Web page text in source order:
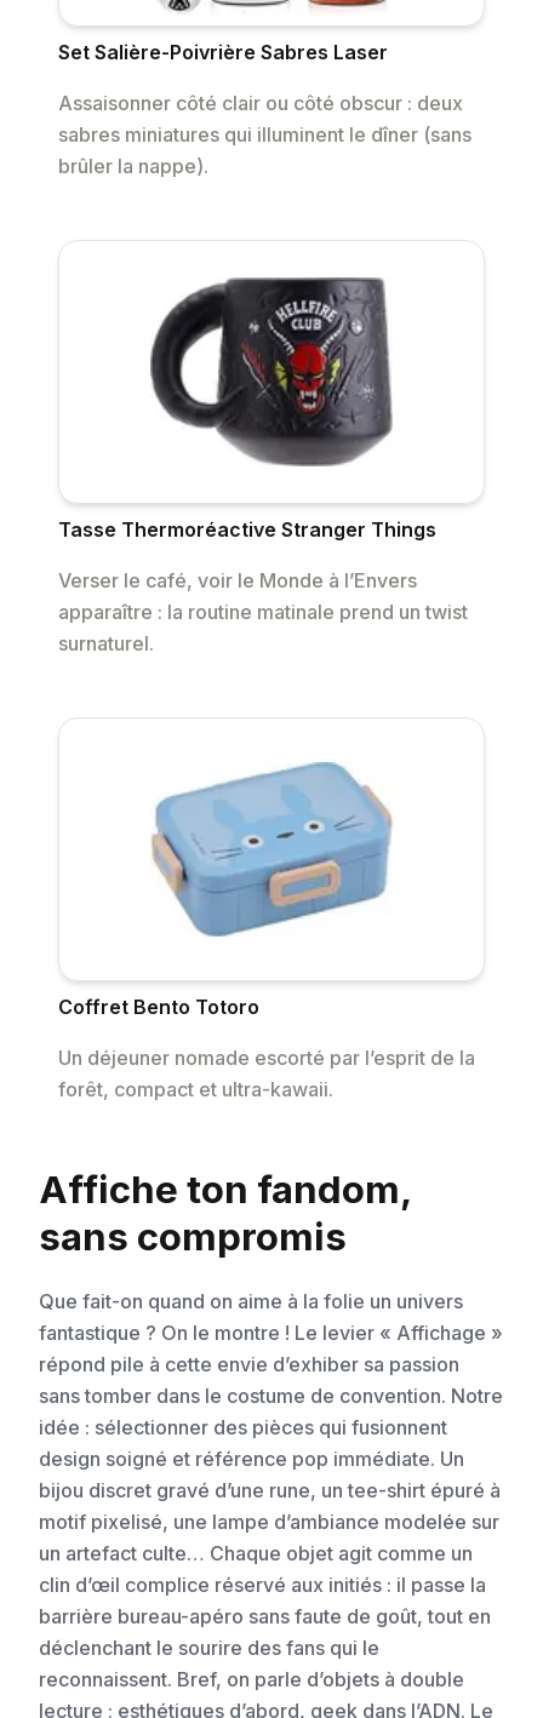
Set Salière-Poivrière Sabres Laser
Assaisonner côté clair ou côté obscur : deux
sabres miniatures qui illuminent le dîner (sans
brûler la nappe).
Tasse Thermoréactive Stranger Things
Verser le café, voir le Monde à l’Envers
apparaître : la routine matinale prend un twist
surnaturel.
Coffret Bento Totoro
Un déjeuner nomade escorté par l’esprit de la
forêt, compact et ultra-kawaii.
Affiche ton fandom,
sans compromis
Que fait-on quand on aime à la folie un univers
fantastique ? On le montre ! Le levier « Affichage »
répond pile à cette envie d’exhiber sa passion
sans tomber dans le costume de convention. Notre
idée : sélectionner des pièces qui fusionnent
design soigné et référence pop immédiate. Un
bijou discret gravé d’une rune, un tee-shirt épuré à
motif pixelisé, une lampe d’ambiance modelée sur
un artefact culte… Chaque objet agit comme un
clin d’œil complice réservé aux initiés : il passe la
barrière bureau-apéro sans faute de goût, tout en
déclenchant le sourire des fans qui le
reconnaissent. Bref, on parle d’objets à double
lecture : esthétiques d’abord, geek dans l’ADN. Le